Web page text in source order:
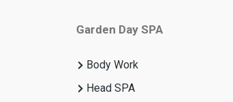
Garden Day SPA
Body Work
Head SPA